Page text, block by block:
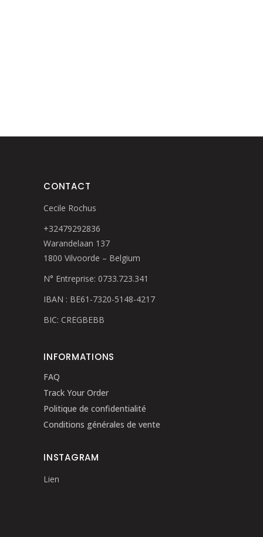
CONTACT
Cecile Rochus
+32479292836
Warandelaan 137
1800 Vilvoorde – Belgium
N° Entreprise: 0733.723.341
IBAN : BE61-7320-5148-4217
BIC: CREGBEBB
INFORMATIONS
FAQ
Track Your Order
Politique de confidentialité
Conditions générales de vente
INSTAGRAM
Lien